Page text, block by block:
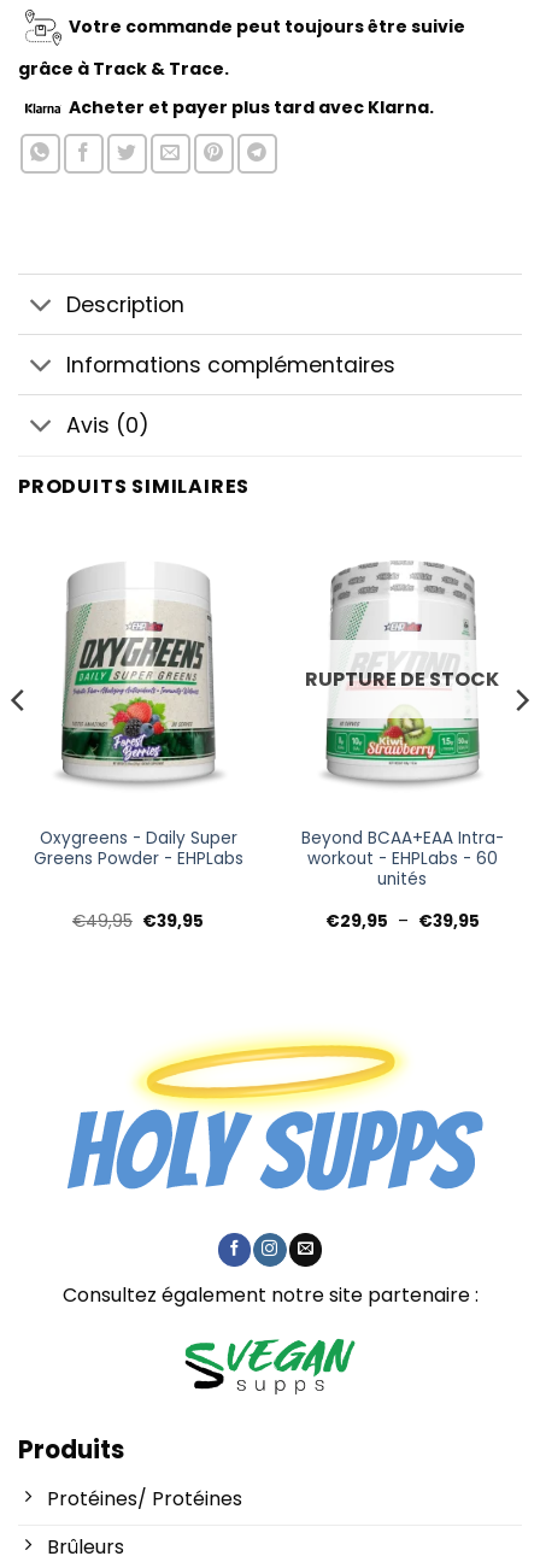
Votre commande peut toujours être suivie
grâce à Track & Trace.
Acheter et payer plus tard avec Klarna.
Description
Informations complémentaires
Avis (0)
PRODUITS SIMILAIRES
Oxygreens - Daily Super
Greens Powder - EHPLabs
€49,95 Le
€39,95
RUPTURE DE STOCK
Beyond BCAA+EAA Intra-
workout - EHPLabs - 60
unités
€29,95 – €39,95Plage
Consultez également notre site partenaire :
Produits
Protéines/ Protéines
Brûleurs